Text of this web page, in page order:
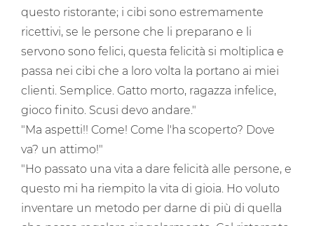
questo ristorante; i cibi sono estremamente
ricettivi, se le persone che li preparano e li
servono sono felici, questa felicità si moltiplica e
passa nei cibi che a loro volta la portano ai miei
clienti. Semplice. Gatto morto, ragazza infelice,
gioco finito. Scusi devo andare."
"Ma aspetti!! Come! Come l'ha scoperto? Dove
va? un attimo!"
"Ho passato una vita a dare felicità alle persone, e
questo mi ha riempito la vita di gioia. Ho voluto
inventare un metodo per darne di più di quella